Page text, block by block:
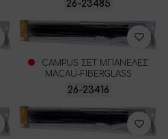
26-23485
CAMPUS ΣΕΤ ΜΠΑΝΕΛΕΣ
MACAU-FIBERGLASS
26-23416